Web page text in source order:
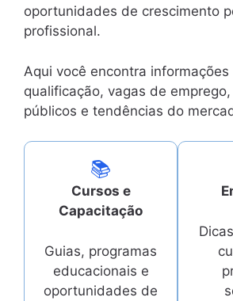
oportunidades de crescimento
profissional.
Aqui você encontra
qualificação, vagas de
públicos e tendências do
📚
Cursos e
Capacitação
Guias, programas
educacionais e
oportunidades de